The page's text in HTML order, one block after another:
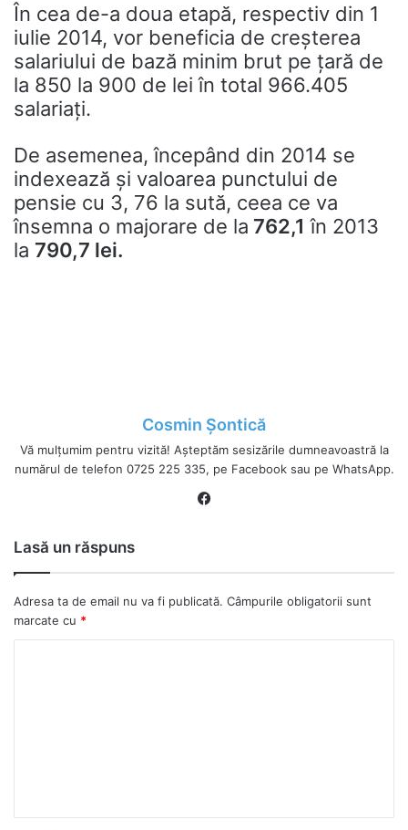
În cea de-a doua etapă, respectiv din 1
iulie 2014, vor beneficia de creşterea
salariului de bază minim brut pe ţară de
la 850 la 900 de lei în total 966.405
salariaţi.
De asemenea, începând din 2014 se
indexează şi valoarea punctului de
pensie cu 3, 76 la sută, ceea ce va
însemna o majorare de la 762,1 în 2013
la 790,7 lei.
Cosmin Șontică
Vă mulțumim pentru vizită! Așteptăm sesizările dumneavoastră la
numărul de telefon 0725 225 335, pe Facebook sau pe WhatsApp.
Lasă un răspuns
Adresa ta de email nu va fi publicată. Câmpurile obligatorii sunt
marcate cu *
a